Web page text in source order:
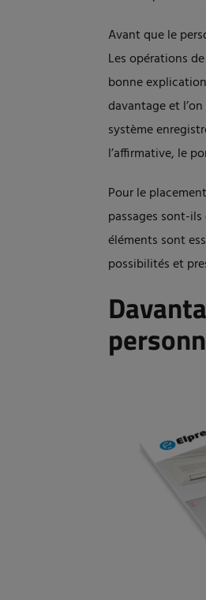
Avant que le
Les opérations
bonne
davantage et
système
l’affirmative, le
Pour le
passages sont-
éléments sont
possibilités et